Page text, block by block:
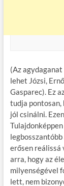
(Az
lehet Józsi,
Gasparec). Ez
tudja pontosan,
jól csinálni.
erősen reálissá
arra, hogy az
milyenségével
lett, nem